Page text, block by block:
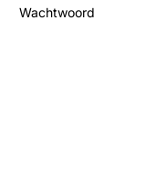
Wachtwoord